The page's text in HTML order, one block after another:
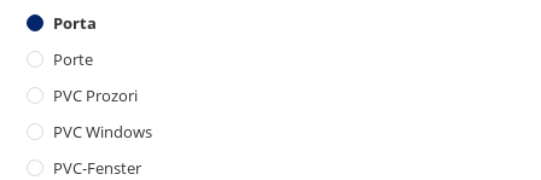
Porta
Porte
PVC Prozori
PVC Windows
PVC-Fenster